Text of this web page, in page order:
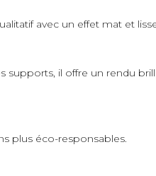
avec un effet mat et
supports, il offre un rendu
plus éco-responsables.